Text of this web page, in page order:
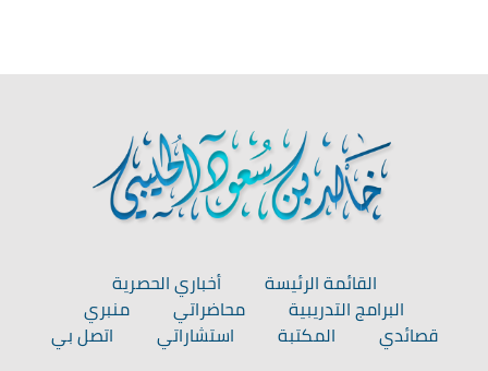
القائمة الرئيسة
أخباري الحصرية
البرامج التدريبية
محاضراتي
منبري
قصائدي
المكتبة استشاراتي اتصل بي